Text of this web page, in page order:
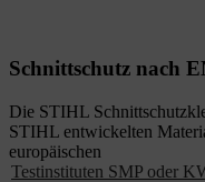
Schnittschutz nach
Die STIHL
STIHL entwickelten
europäischen
Testinstituten SMP oder